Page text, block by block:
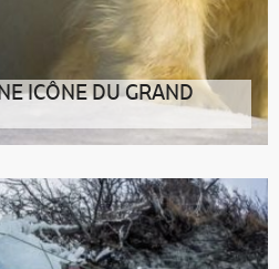
ICÔNE DU GRAND
du Québec connaisse un
lui